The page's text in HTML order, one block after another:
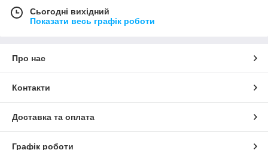
Сьогодні вихідний
Показати весь графік роботи
Про нас
Контакти
Доставка та оплата
Графік роботи